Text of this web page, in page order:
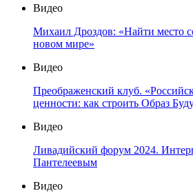
Видео
Михаил Дроздов: «Найти место
новом мире»
Видео
Преображенский клуб.
ценности: как строить Образ
Видео
Ливадийский форум 2024.
Пантелеевым
Видео